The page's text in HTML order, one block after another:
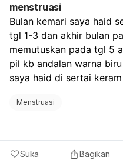
menstruasi
Bulan kemari saya haid
tgl 1-3 dan akhir bulan
memutuskan pada tgl 5
pil kb andalan warna
saya haid di sertai
Menstruasi
Suka Bagikan